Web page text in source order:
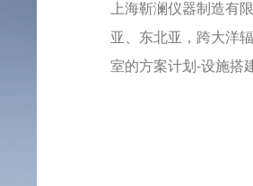
上海靳澜仪器制造有
亚、东北亚，跨大洋
室的方案计划-设施搭